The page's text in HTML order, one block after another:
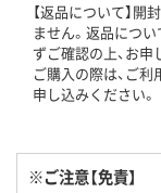
【返品について】
ません。返品につい
ずご確認の上、お申
ご購入の際は、ご利
申し込みください。
※ご注意【免責】